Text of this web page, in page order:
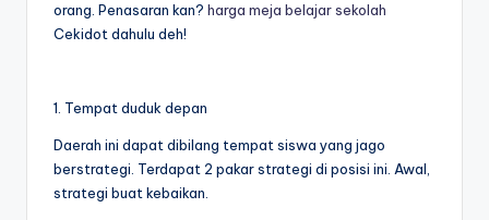
orang. Penasaran kan? harga meja belajar sekolah
Cekidot dahulu deh!
1. Tempat duduk depan
Daerah ini dapat dibilang tempat siswa yang jago
berstrategi. Terdapat 2 pakar strategi di posisi ini. Awal,
strategi buat kebaikan.